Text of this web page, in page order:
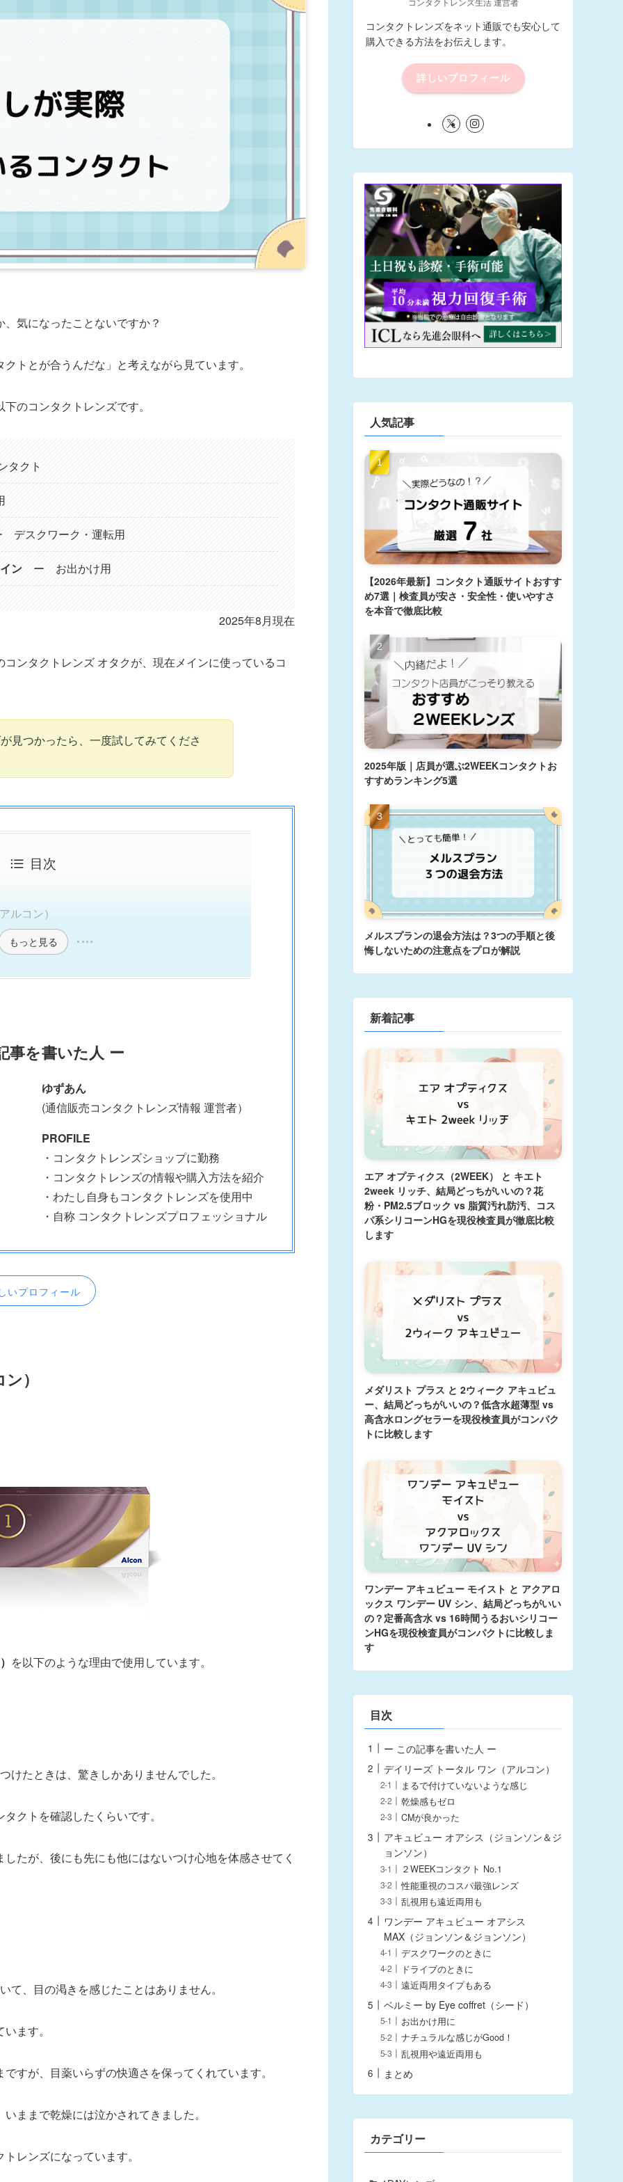
気になったことないですか？
トとが合うんだな」と考えながら見ています。
のコンタクトレンズです。
クト
スクワーク・運転用
ン ー お出かけ用
2025年8月現在
ンタクトレンズ オタクが、現在メインに使っているコ
見つかったら、一度試してみてくださ
目次
ルコン）
もっと見る
事を書いた人 ー
ゆずあん
(通信販売コンタクトレンズ情報 運営者）
PROFILE
・コンタクトレンズショップに勤務
・コンタクトレンズの情報や購入方法を紹介
・わたし自身もコンタクトレンズを使用中
・自称 コンタクトレンズプロフェッショナル
いプロフィール
）
を以下のような理由で使用しています。
けたときは、驚きしかありませんでした。
クトを確認したくらいです。
たが、後にも先にも他にはないつけ心地を体感させてく
て、目の渇きを感じたことはありません。
ます。
すが、目薬いらずの快適さを保ってくれています。
ままで乾燥には泣かされてきました。
レンズになっています。
コンタクトレンズをネット通販でも安心して
購入できる方法をお伝えします。
詳しいプロフィール
人気記事
【2026年最新】コンタクト通販サイトおすす
め7選｜検査員が安さ・安全性・使いやすさ
を本音で徹底比較
2025年版｜店員が選ぶ2WEEKコンタクトお
すすめランキング5選
メルスプランの退会方法は？3つの手順と後
悔しないための注意点をプロが解説
新着記事
エア オプティクス（2WEEK） と キエト
2week リッチ、結局どっちがいいの？花
粉・PM2.5ブロック vs 脂質汚れ防汚、コス
パ系シリコーンHGを現役検査員が徹底比較
します
メダリスト プラス と 2ウィーク アキュビュ
ー、結局どっちがいいの？低含水超薄型 vs
高含水ロングセラーを現役検査員がコンパク
トに比較します
ワンデー アキュビュー モイスト と アクアロ
ックス ワンデー UV シン、結局どっちがいい
の？定番高含水 vs 16時間うるおいシリコー
ンHGを現役検査員がコンパクトに比較しま
す
目次
ー この記事を書いた人 ー
デイリーズ トータル ワン（アルコン）
まるで付けていないような感じ
乾燥感もゼロ
CMが良かった
アキュビュー オアシス（ジョンソン＆ジ
ョンソン）
２WEEKコンタクト No.1
性能重視のコスパ最強レンズ
乱視用も遠近両用も
ワンデー アキュビュー オアシス
MAX（ジョンソン＆ジョンソン）
デスクワークのときに
ドライブのときに
遠近両用タイプもある
ベルミー by Eye coffret（シード）
お出かけ用に
ナチュラルな感じがGood！
乱視用や遠近両用も
まとめ
カテゴリー